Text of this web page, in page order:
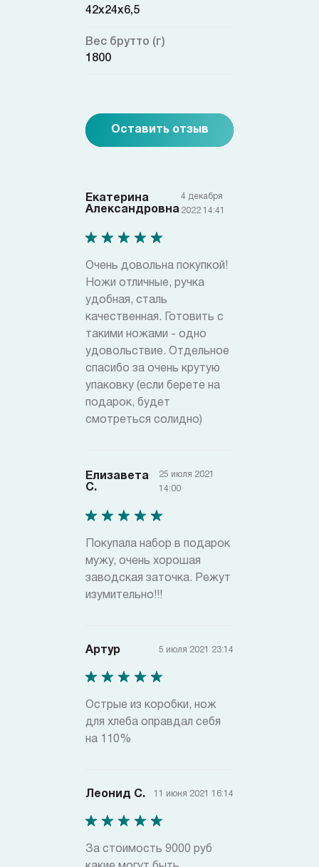
42х24х6,5
Вес брутто (г)
1800
Оставить отзыв
Екатерина
Александровна
4 декабря
2022 14:41
Очень довольна покупкой!
Ножи отличные, ручка
удобная, сталь
качественная. Готовить с
такими ножами - одно
удовольствие. Отдельное
спасибо за очень крутую
упаковку (если берете на
подарок, будет
смотреться солидно)
Елизавета
С.
25 июля 2021
14:00
Покупала набор в подарок
мужу, очень хорошая
заводская заточка. Режут
изумительно!!!
Артур 5 июля 2021 23:14
Острые из коробки, нож
для хлеба оправдал себя
на 110%
Леонид С. 11 июня 2021 16:14
За стоимость 9000 руб